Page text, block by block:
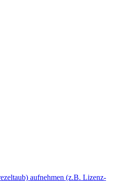
aufnehmen (z.B. Lizenz-